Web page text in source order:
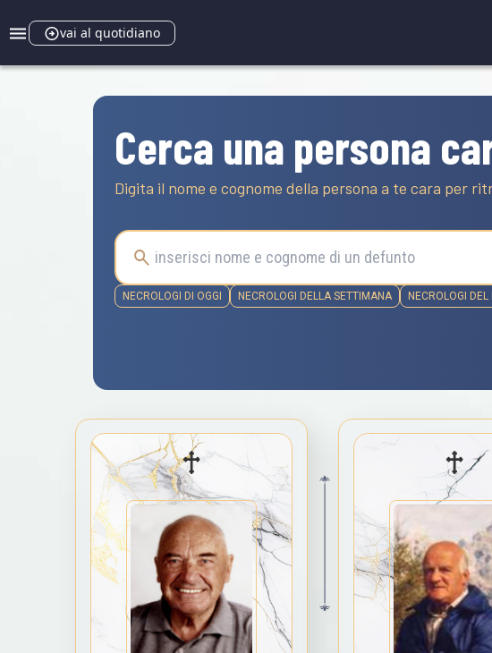
vai al quotidiano
Cerca una persona
Digita il nome e cognome della persona a te cara per
NECROLOGI DI OGGI NECROLOGI DELLA SETTIMANA NECROLOGI DEL